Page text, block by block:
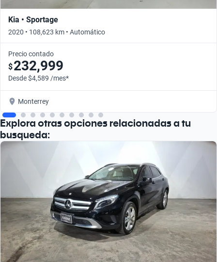
Kia • Sportage
2020 • 108,623 km • Automático
Precio contado
$232,999
Desde $4,589 /mes*
Monterrey
Explora otras opciones relacionadas a tu
busqueda: